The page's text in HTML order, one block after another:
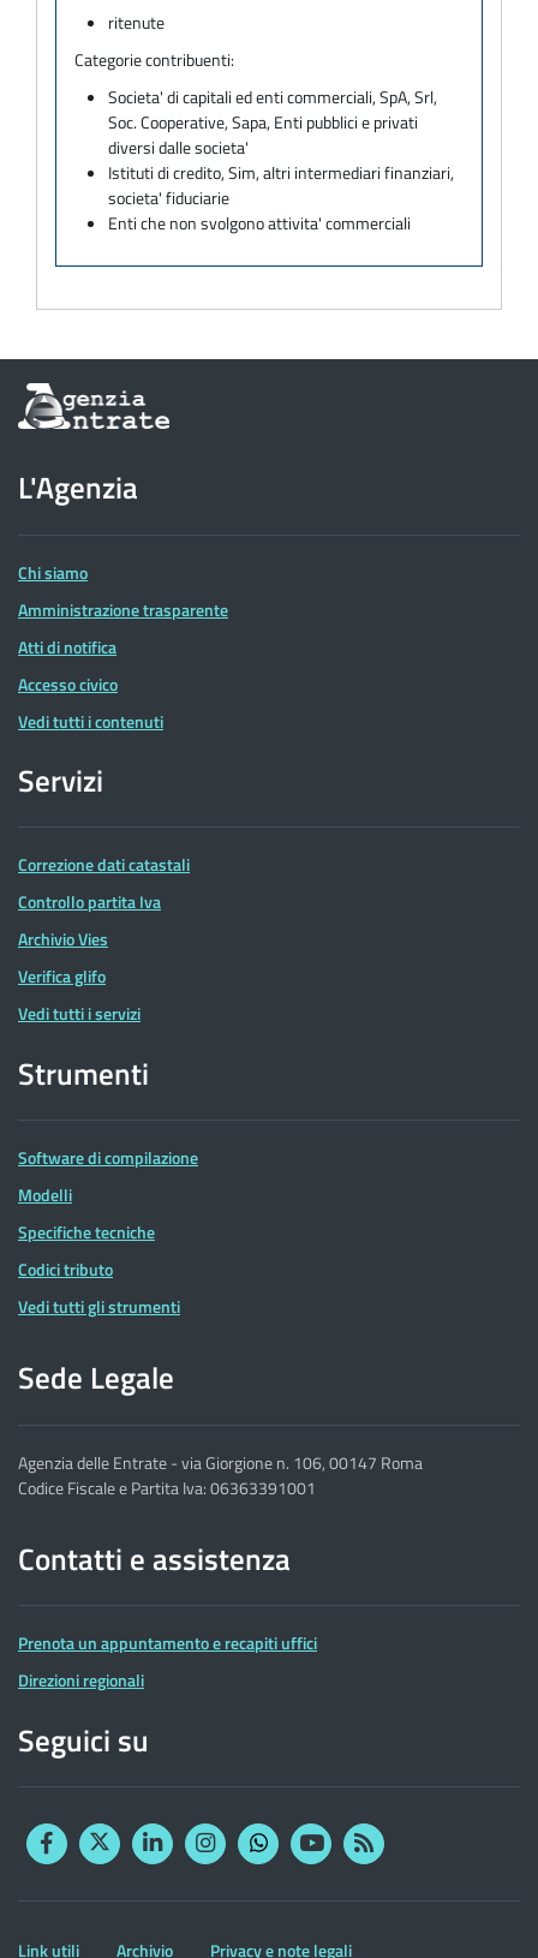
ritenute
Categorie contribuenti:
Societa' di capitali ed enti commerciali, SpA, Srl,
Soc. Cooperative, Sapa, Enti pubblici e privati
diversi dalle societa'
Istituti di credito, Sim, altri intermediari finanziari,
societa' fiduciarie
Enti che non svolgono attivita' commerciali
Informazioni
sul
dell'Agenzia
delle
Entrate
L'Agenzia
Chi siamo
Amministrazione trasparente
Atti di notifica
Accesso civico
Vedi tutti i contenuti
Servizi
Correzione dati catastali
Controllo partita Iva
Archivio Vies
Verifica glifo
Vedi tutti i servizi
Strumenti
Software di compilazione
Modelli
Specifiche tecniche
Codici tributo
Vedi tutti gli strumenti
Sede Legale
Agenzia delle Entrate - via Giorgione n. 106, 00147 Roma
Codice Fiscale e Partita Iva: 06363391001
Contatti e assistenza
Prenota un appuntamento e recapiti uffici
Direzioni regionali
Seguici su
FacebookTwitterLinkedinInstagram
YouTubeRSS
Altre
Link utili Archivio Privacy e note legali